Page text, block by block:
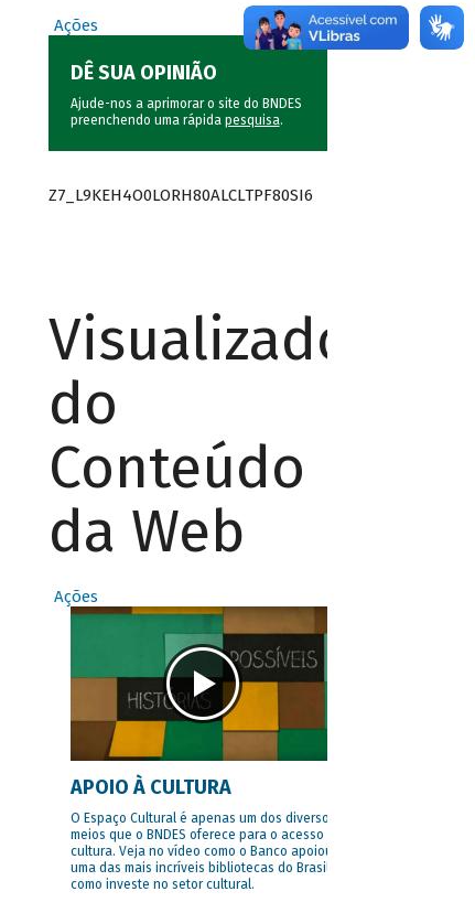
Ações
DÊ SUA OPINIÃO
Ajude-nos a aprimorar o site do BNDES
preenchendo uma rápida pesquisa.
Z7_L9KEH4O0LORH80ALCLTPF80SI6
Visualizador
do
Conteúdo
da Web
Ações
APOIO À CULTURA
O Espaço Cultural é apenas um dos diversos
meios que o BNDES oferece para o acesso à
cultura. Veja no vídeo como o Banco apoiou
uma das mais incríveis bibliotecas do Brasil e
como investe no setor cultural.